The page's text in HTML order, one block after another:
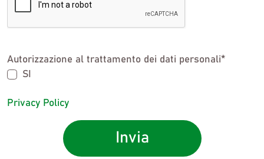
Autorizzazione al trattamento dei dati personali*
SI
Privacy Policy
Invia